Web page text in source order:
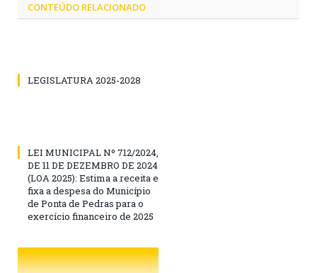
CONTEÚDO RELACIONADO
LEGISLATURA 2025-2028
LEI MUNICIPAL Nº 712/2024,
DE 11 DE DEZEMBRO DE 2024
(LOA 2025): Estima a receita e
fixa a despesa do Município
de Ponta de Pedras para o
exercício financeiro de 2025